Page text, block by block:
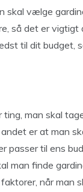
skal vælge
så det er vigtigt
til dit budget,
ting, man skal
er at man
passer til ens
man finde
når man